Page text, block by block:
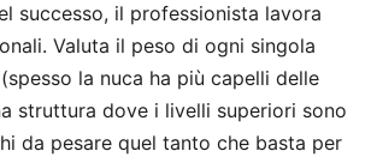
successo, il professionista lavora
Valuta il peso di ogni singola
la nuca ha più capelli delle
struttura dove i livelli superiori sono
da pesare quel tanto che basta per